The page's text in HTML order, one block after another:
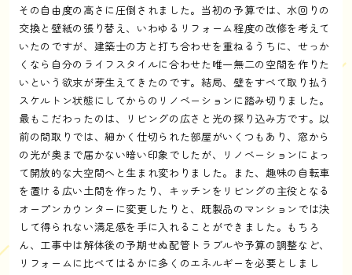
その自由度の高さに圧倒されました。当初の予算では、水回りの
交換と壁紙の張り替え、いわゆるリフォーム程度の改修を考えて
いたのですが、建築士の方と打ち合わせを重ねるうちに、せっか
くなら自分のライフスタイルに合わせた唯一無二の空間を作りた
いという欲求が芽生えてきたのです。結局、壁をすべて取り払う
スケルトン状態にしてからのリノベーションに踏み切りました。
最もこだわったのは、リビングの広さと光の採り込み方です。以
前の間取りでは、細かく仕切られた部屋がいくつもあり、窓から
の光が奥まで届かない暗い印象でしたが、リノベーションによっ
て開放的な大空間へと生まれ変わりました。また、趣味の自転車
を置ける広い土間を作ったり、キッチンをリビングの主役となる
オープンカウンターに変更したりと、既製品のマンションでは決
して得られない満足感を手に入れることができました。もちろ
ん、工事中は解体後の予期せぬ配管トラブルや予算の調整など、
リフォームに比べてはるかに多くのエネルギーを必要としまし